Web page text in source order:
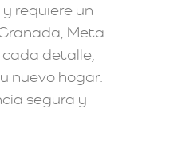
requiere un
Meta
cada detalle,
nuevo hogar.
segura y